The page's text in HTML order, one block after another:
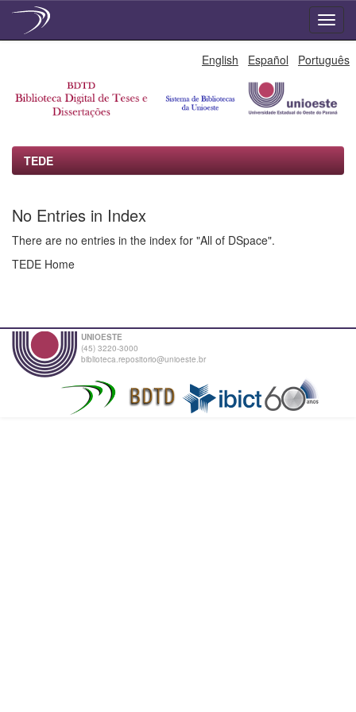
English Español Português
TEDE
No Entries in Index
There are no entries in the index for "All of DSpace".
TEDE Home
UNIOESTE
(45) 3220-3000
biblioteca.repositorio@unioeste.br